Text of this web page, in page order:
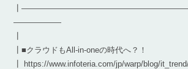
――――――
┃■クラウドもAll-in-oneの時代へ？！
┃ https://www.infoteria.com/jp/warp/blog/